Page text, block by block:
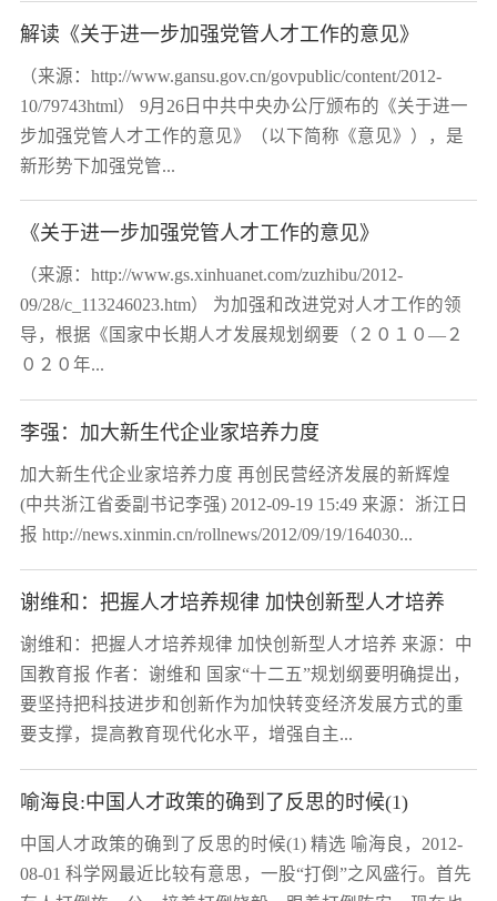
解读《关于进一步加强党管人才工作的意见》
（来源：http://www.gansu.gov.cn/govpublic/content/2012-
10/79743html） 9月26日中共中央办公厅颁布的《关于进一
步加强党管人才工作的意见》（以下简称《意见》），是
新形势下加强党管...
《关于进一步加强党管人才工作的意见》
（来源：http://www.gs.xinhuanet.com/zuzhibu/2012-
09/28/c_113246023.htm） 为加强和改进党对人才工作的领
导，根据《国家中长期人才发展规划纲要（２０１０—２
０２０年...
李强：加大新生代企业家培养力度
加大新生代企业家培养力度 再创民营经济发展的新辉煌
(中共浙江省委副书记李强) 2012-09-19 15:49 来源：浙江日
报 http://news.xinmin.cn/rollnews/2012/09/19/164030...
谢维和：把握人才培养规律 加快创新型人才培养
谢维和：把握人才培养规律 加快创新型人才培养 来源：中
国教育报 作者：谢维和 国家“十二五”规划纲要明确提出，
要坚持把科技进步和创新作为加快转变经济发展方式的重
要支撑，提高教育现代化水平，增强自主...
喻海良:中国人才政策的确到了反思的时候(1)
中国人才政策的确到了反思的时候(1) 精选 喻海良，2012-
08-01 科学网最近比较有意思，一股“打倒”之风盛行。首先